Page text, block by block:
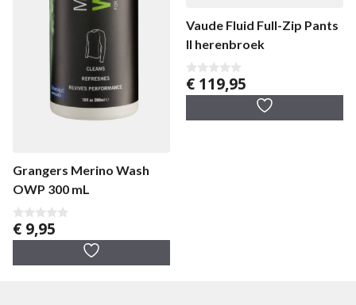
Grangers Merino Wash
OWP 300 mL
0
v
5
€ 9,95
Vaude Fluid Full-Zip Pants
II herenbroek
0
v
5
€ 119,95